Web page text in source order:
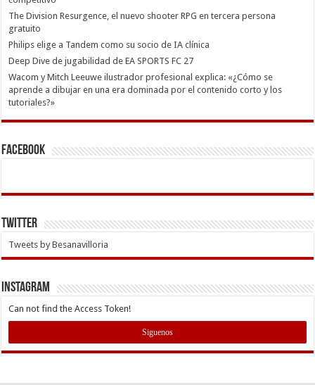
The Division Resurgence, el nuevo shooter RPG en tercera persona
gratuito
Philips elige a Tandem como su socio de IA clínica
Deep Dive de jugabilidad de EA SPORTS FC 27
Wacom y Mitch Leeuwe ilustrador profesional explica: «¿Cómo se
aprende a dibujar en una era dominada por el contenido corto y los
tutoriales?»
Facebook
Twitter
Tweets by Besanavilloria
INSTAGRAM
Can not find the Access Token!
Siguenos